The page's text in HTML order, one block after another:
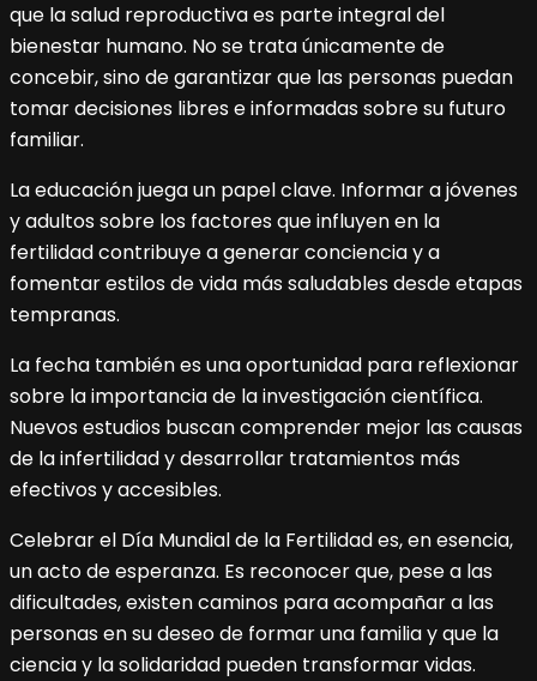
que la salud reproductiva es parte integral del
bienestar humano. No se trata únicamente de
concebir, sino de garantizar que las personas puedan
tomar decisiones libres e informadas sobre su futuro
familiar.
La educación juega un papel clave. Informar a jóvenes
y adultos sobre los factores que influyen en la
fertilidad contribuye a generar conciencia y a
fomentar estilos de vida más saludables desde etapas
tempranas.
La fecha también es una oportunidad para reflexionar
sobre la importancia de la investigación científica.
Nuevos estudios buscan comprender mejor las causas
de la infertilidad y desarrollar tratamientos más
efectivos y accesibles.
Celebrar el Día Mundial de la Fertilidad es, en esencia,
un acto de esperanza. Es reconocer que, pese a las
dificultades, existen caminos para acompañar a las
personas en su deseo de formar una familia y que la
ciencia y la solidaridad pueden transformar vidas.